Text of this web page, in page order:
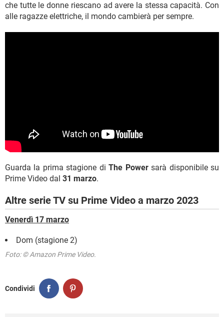
che tutte le donne riescano ad avere la stessa capacità. Con
alle ragazze elettriche, il mondo cambierà per sempre.
Guarda la prima stagione diThe Powersarà disponibile su
Prime Video dal 31 marzo.
Altre serie TV su Prime Video a marzo 2023
Venerdì 17 marzo
Dom (stagione 2)
Foto: © Amazon Prime Video.
Condividi